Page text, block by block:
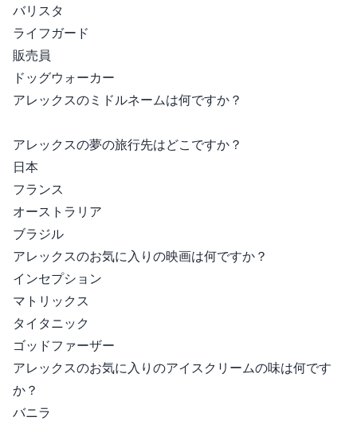
バリスタ
ライフガード
販売員
ドッグウォーカー
アレックスのミドルネームは何ですか？
アレックスの夢の旅行先はどこですか？
日本
フランス
オーストラリア
ブラジル
アレックスのお気に入りの映画は何ですか？
インセプション
マトリックス
タイタニック
ゴッドファーザー
アレックスのお気に入りのアイスクリームの味は何です
か？
バニラ